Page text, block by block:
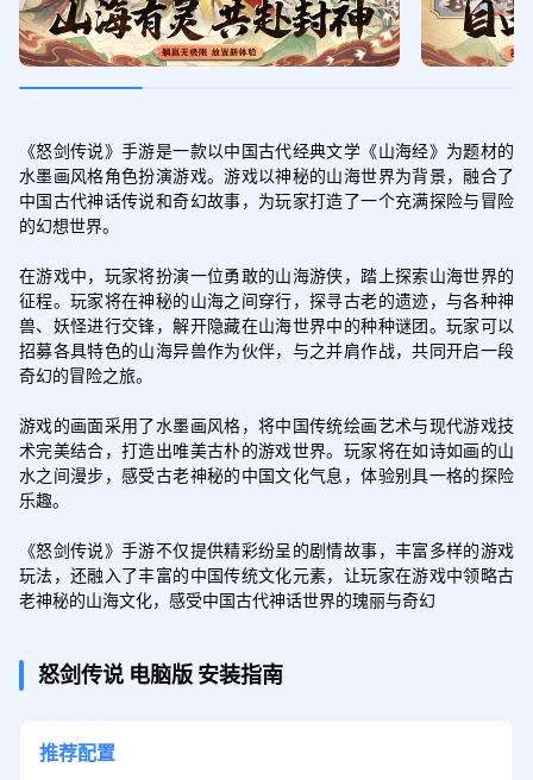
《怒剑传说》手游是一款以中国古代经典文学《山海经》为题材的
水墨画风格角色扮演游戏。游戏以神秘的山海世界为背景，融合了
中国古代神话传说和奇幻故事，为玩家打造了一个充满探险与冒险
的幻想世界。
在游戏中，玩家将扮演一位勇敢的山海游侠，踏上探索山海世界的
征程。玩家将在神秘的山海之间穿行，探寻古老的遗迹，与各种神
兽、妖怪进行交锋，解开隐藏在山海世界中的种种谜团。玩家可以
招募各具特色的山海异兽作为伙伴，与之并肩作战，共同开启一段
奇幻的冒险之旅。
游戏的画面采用了水墨画风格，将中国传统绘画艺术与现代游戏技
术完美结合，打造出唯美古朴的游戏世界。玩家将在如诗如画的山
水之间漫步，感受古老神秘的中国文化气息，体验别具一格的探险
乐趣。
《怒剑传说》手游不仅提供精彩纷呈的剧情故事，丰富多样的游戏
玩法，还融入了丰富的中国传统文化元素，让玩家在游戏中领略古
老神秘的山海文化，感受中国古代神话世界的瑰丽与奇幻
怒剑传说 电脑版 安装指南
推荐配置